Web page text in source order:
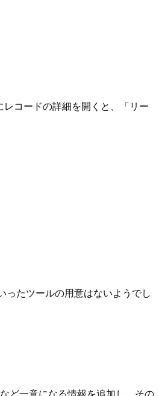
コードの詳細を開くと、「リー
ったツールの用意はないようでし
ど一意になる情報を追加し、その